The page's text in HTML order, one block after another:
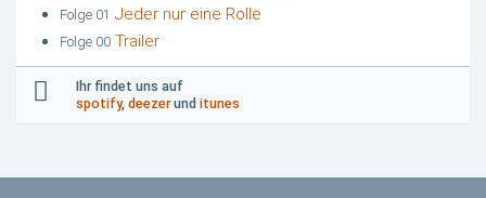
Folge 01 Jeder nur eine Rolle
Folge 00 Trailer
Ihr findet uns auf
spotify, deezerund itunes